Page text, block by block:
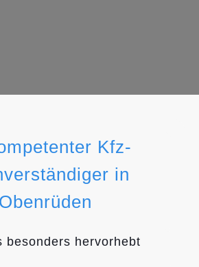
Kfz-
in
Obenrüden
besonders hervorhebt